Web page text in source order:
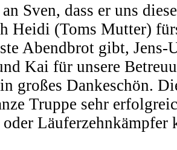
Sven, dass er uns
Heidi (Toms Mutter)
Abendbrot gibt, Jens-
Kai für unsere
großes Dankeschön.
Truppe sehr
Läuferzehnkämpfer